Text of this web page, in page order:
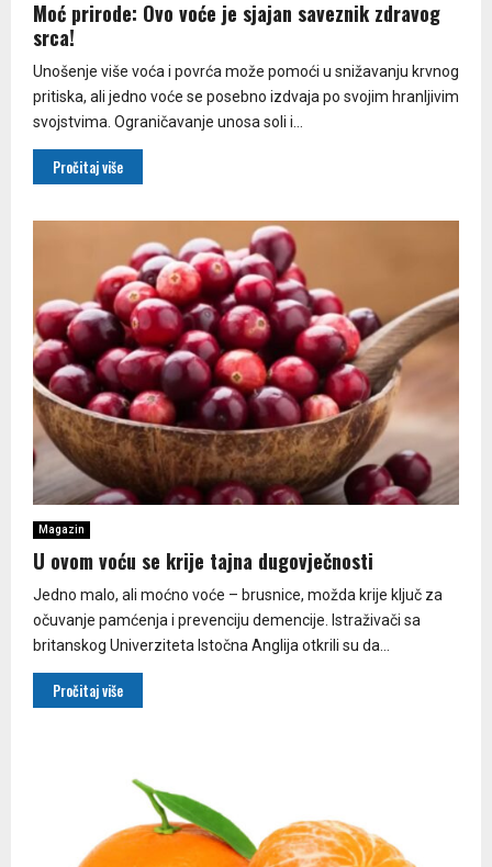
Moć prirode: Ovo voće je sjajan saveznik zdravog
srca!
Unošenje više voća i povrća može pomoći u snižavanju krvnog
pritiska, ali jedno voće se posebno izdvaja po svojim hranljivim
svojstvima. Ograničavanje unosa soli i...
Pročitaj više
Magazin
U ovom voću se krije tajna dugovječnosti
Jedno malo, ali moćno voće – brusnice, možda krije ključ za
očuvanje pamćenja i prevenciju demencije. Istraživači sa
britanskog Univerziteta Istočna Anglija otkrili su da...
Pročitaj više